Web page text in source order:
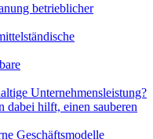
betrieblicher
Unternehmensleistung?
dabei hilft, einen sauberen
Geschäftsmodelle